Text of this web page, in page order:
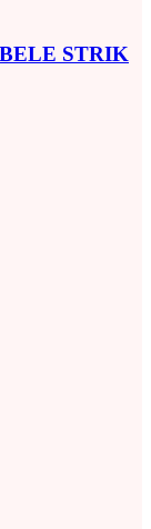
STRIK